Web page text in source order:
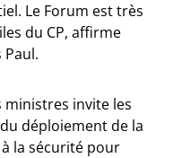
Le Forum est très
du CP, affirme
Paul.
ministres invite les
déploiement de la
la sécurité pour